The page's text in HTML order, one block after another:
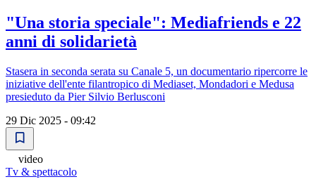
"Una storia speciale": Mediafriends e 22
anni di solidarietà
Stasera in seconda serata su Canale 5, un documentario ripercorre le
iniziative dell'ente filantropico di Mediaset, Mondadori e Medusa
presieduto da Pier Silvio Berlusconi
29 Dic 2025 - 09:42
video
Tv & spettacolo